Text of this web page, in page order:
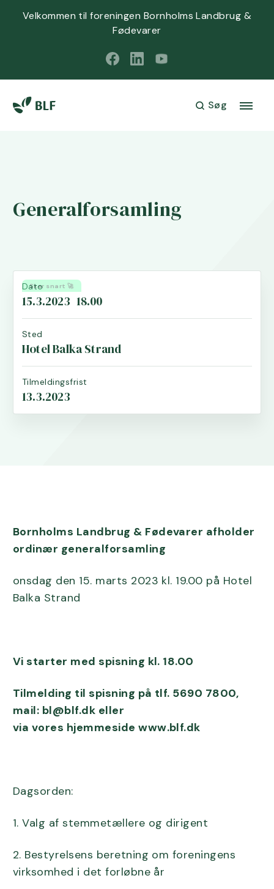
Velkommen til foreningen Bornholms Landbrug &
Fødevarer
Søg
Generalforsamling
Sker snart 🚀
Dato
15.3.2023 18.00
Sted
Hotel Balka Strand
Tilmeldingsfrist
13.3.2023
Bornholms Landbrug & Fødevarer afholder
ordinær generalforsamling
onsdag den 15. marts 2023 kl. 19.00 på Hotel
Balka Strand
Vi starter med spisning kl. 18.00
Tilmelding til spisning på tlf. 5690 7800,
mail: bl@blf.dk eller
via vores hjemmeside www.blf.dk
Dagsorden:
1. Valg af stemmetællere og dirigent
2. Bestyrelsens beretning om foreningens
virksomhed i det forløbne år